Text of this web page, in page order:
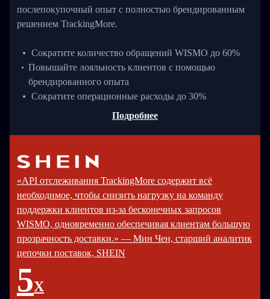
послепокупочный опыт с полностью брендированным
решением TrackingMore.
Сократите количество обращений WISMO до 60%
Повышайте лояльность клиентов с помощью
брендированного опыта
Сократите операционные расходы до 30%
Подробнее
«API отслеживания TrackingMore содержит всё
необходимое, чтобы снизить нагрузку на команду
поддержки клиентов из-за бесконечных запросов
WISMO, одновременно обеспечивая клиентам большую
прозрачность доставки.» — Мин Чен, старший аналитик
цепочки поставок, SHEIN
5X